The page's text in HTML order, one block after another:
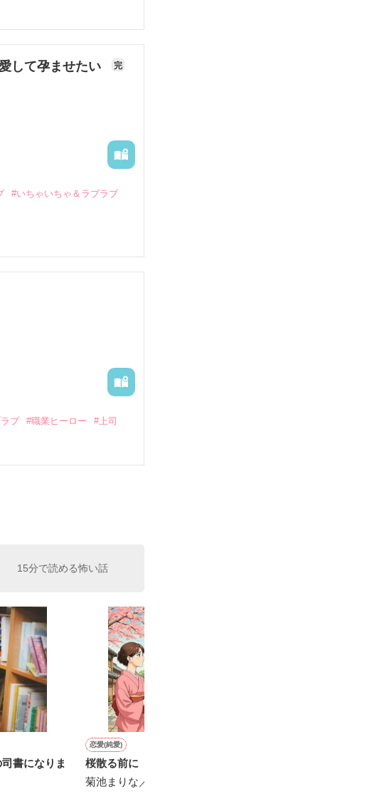
して孕ませたい 完
#いちゃいちゃ＆ラブラブ
は、とある財閥御曹司に
な社長――御影恭司その
しば呼び出された上、二
ブ #職業ヒーロー #上司
きた上、同居まで提案
いです。
15分で読める怖い話
書になりま
恋愛(純愛)
桜散る前に
菊池まりな／著